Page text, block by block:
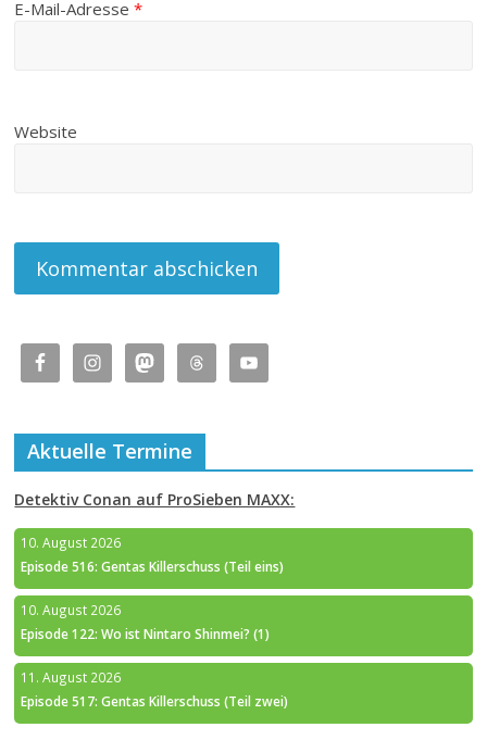
E-Mail-Adresse*
Website
Aktuelle Termine
Detektiv Conan auf ProSieben MAXX:
10. August 2026
Episode 516: Gentas Killerschuss (Teil eins)
10. August 2026
Episode 122: Wo ist Nintaro Shinmei? (1)
11. August 2026
Episode 517: Gentas Killerschuss (Teil zwei)